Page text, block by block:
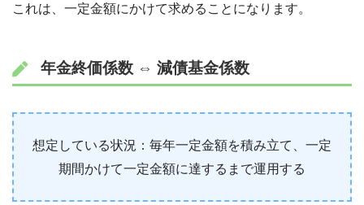
これは、一定金額にかけて求めることになります。
年金終価係数 ⇔ 減債基金係数
想定している状況：毎年一定金額を積み立て、一定
期間かけて一定金額に達するまで運用する